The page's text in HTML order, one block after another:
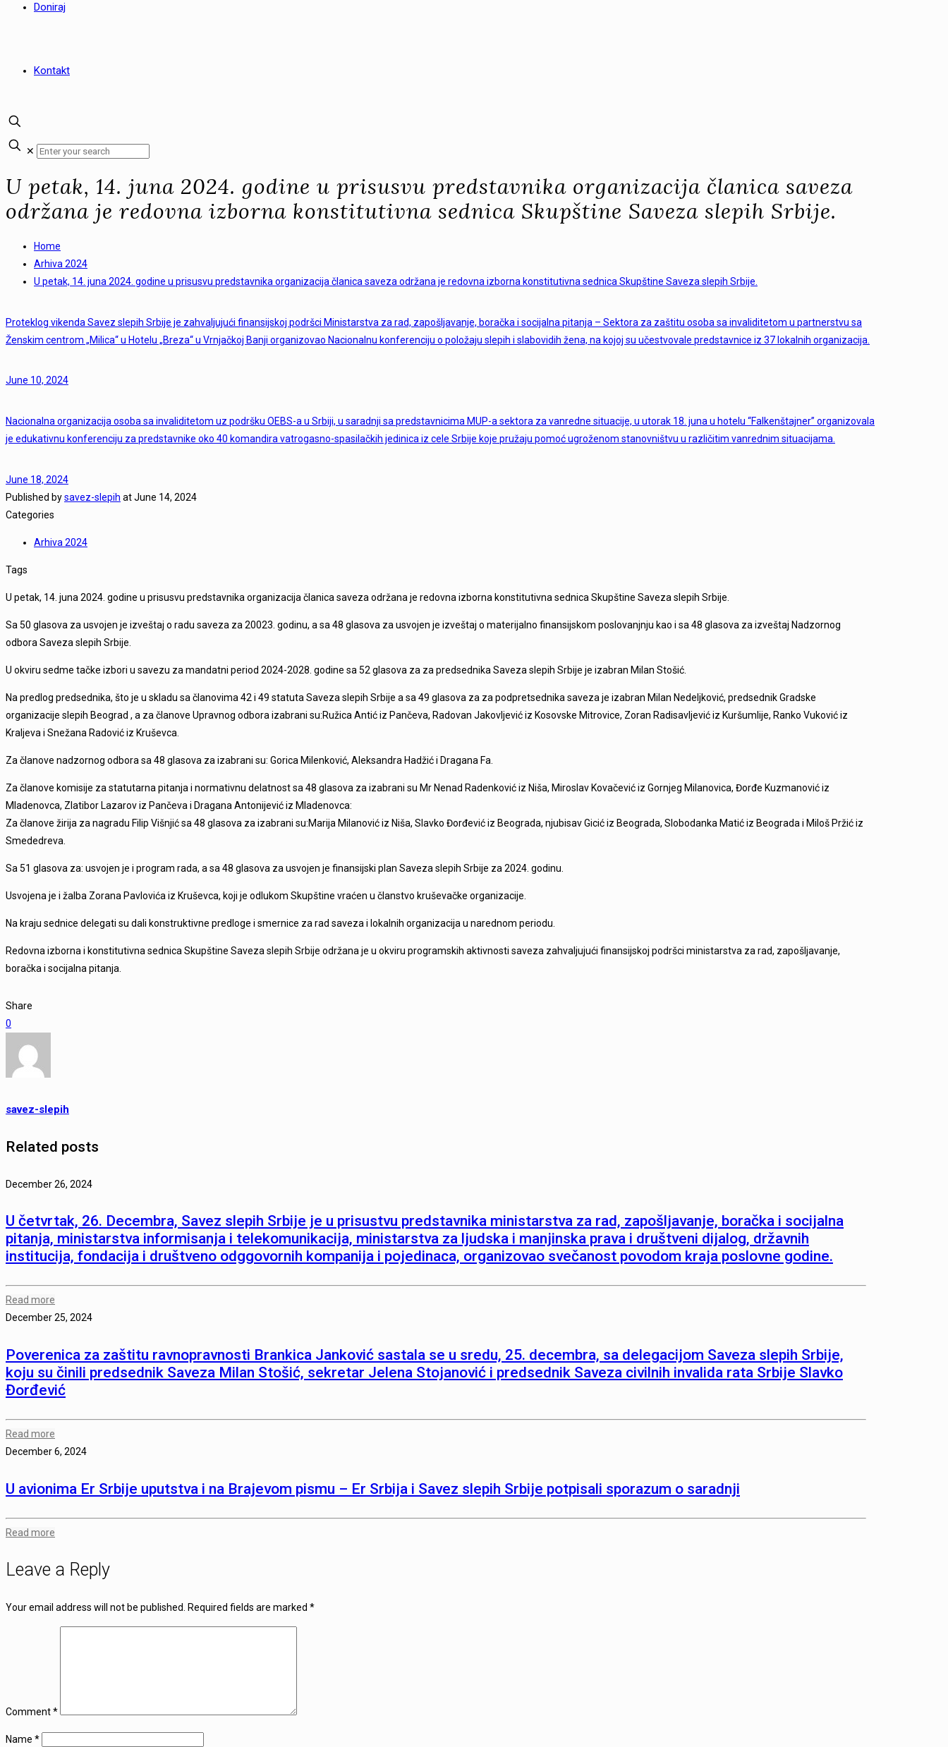
Doniraj
Kontakt
✕
U petak, 14. juna 2024. godine u prisusvu predstavnika organizacija članica saveza
održana je redovna izborna konstitutivna sednica Skupštine Saveza slepih Srbije.
Home
Arhiva 2024
U petak, 14. juna 2024. godine u prisusvu predstavnika organizacija članica saveza održana je redovna izborna konstitutivna sednica Skupštine Saveza slepih Srbije.
Proteklog vikenda Savez slepih Srbije je zahvaljujući finansijskoj podršci Ministarstva za rad, zapošljavanje, boračka i socijalna pitanja – Sektora za zaštitu osoba sa invaliditetom u partnerstvu sa
Ženskim centrom „Milica“ u Hotelu „Breza“ u Vrnjačkoj Banji organizovao Nacionalnu konferenciju o položaju slepih i slabovidih žena, na kojoj su učestvovale predstavnice iz 37 lokalnih organizacija.
June 10, 2024
Nacionalna organizacija osoba sa invaliditetom uz podršku OEBS-a u Srbiji, u saradnji sa predstavnicima MUP-a sektora za vanredne situacije, u utorak 18. juna u hotelu “Falkenštajner” organizovala
je edukativnu konferenciju za predstavnike oko 40 komandira vatrogasno-spasilačkih jedinica iz cele Srbije koje pružaju pomoć ugroženom stanovništvu u različitim vanrednim situacijama.
June 18, 2024
Published bysavez-slepih atJune 14, 2024
Categories
Arhiva 2024
Tags
U petak, 14. juna 2024. godine u prisusvu predstavnika organizacija članica saveza održana je redovna izborna konstitutivna sednica Skupštine Saveza slepih Srbije.
Sa 50 glasova za usvojen je izveštaj o radu saveza za 20023. godinu, a sa 48 glasova za usvojen je izveštaj o materijalno finansijskom poslovanjnju kao i sa 48 glasova za izveštaj Nadzornog
odbora Saveza slepih Srbije.
U okviru sedme tačke izbori u savezu za mandatni period 2024-2028. godine sa 52 glasova za za predsednika Saveza slepih Srbije je izabran Milan Stošić.
Na predlog predsednika, što je u skladu sa članovima 42 i 49 statuta Saveza slepih Srbije a sa 49 glasova za za podpretsednika saveza je izabran Milan Nedeljković, predsednik Gradske
organizacije slepih Beograd , a za članove Upravnog odbora izabrani su:Ružica Antić iz Pančeva, Radovan Jakovljević iz Kosovske Mitrovice, Zoran Radisavljević iz Kuršumlije, Ranko Vuković iz
Kraljeva i Snežana Radović iz Kruševca.
Za članove nadzornog odbora sa 48 glasova za izabrani su: Gorica Milenković, Aleksandra Hadžić i Dragana Fa.
Za članove komisije za statutarna pitanja i normativnu delatnost sa 48 glasova za izabrani su Mr Nenad Radenković iz Niša, Miroslav Kovačević iz Gornjeg Milanovica, Đorđe Kuzmanović iz
Mladenovca, Zlatibor Lazarov iz Pančeva i Dragana Antonijević iz Mladenovca:
Za članove žirija za nagradu Filip Višnjić sa 48 glasova za izabrani su:Marija Milanović iz Niša, Slavko Đorđević iz Beograda, njubisav Gicić iz Beograda, Slobodanka Matić iz Beograda i Miloš Pržić iz
Smededreva.
Sa 51 glasova za: usvojen je i program rada, a sa 48 glasova za usvojen je finansijski plan Saveza slepih Srbije za 2024. godinu.
Usvojena je i žalba Zorana Pavlovića iz Kruševca, koji je odlukom Skupštine vraćen u članstvo kruševačke organizacije.
Na kraju sednice delegati su dali konstruktivne predloge i smernice za rad saveza i lokalnih organizacija u narednom periodu.
Redovna izborna i konstitutivna sednica Skupštine Saveza slepih Srbije održana je u okviru programskih aktivnosti saveza zahvaljujući finansijskoj podršci ministarstva za rad, zapošljavanje,
boračka i socijalna pitanja.
Share
0
savez-slepih
Related posts
December 26, 2024
U četvrtak, 26. Decembra, Savez slepih Srbije je u prisustvu predstavnika ministarstva za rad, zapošljavanje, boračka i socijalna
pitanja, ministarstva informisanja i telekomunikacija, ministarstva za ljudska i manjinska prava i društveni dijalog, državnih
institucija, fondacija i društveno odggovornih kompanija i pojedinaca, organizovao svečanost povodom kraja poslovne godine.
Read more
December 25, 2024
Poverenica za zaštitu ravnopravnosti Brankica Janković sastala se u sredu, 25. decembra, sa delegacijom Saveza slepih Srbije,
koju su činili predsednik Saveza Milan Stošić, sekretar Jelena Stojanović i predsednik Saveza civilnih invalida rata Srbije Slavko
Đorđević
Read more
December 6, 2024
U avionima Er Srbije uputstva i na Brajevom pismu – Er Srbija i Savez slepih Srbije potpisali sporazum o saradnji
Read more
Leave a Reply
Your email address will not be published. Required fields are marked *
Comment*
Name *